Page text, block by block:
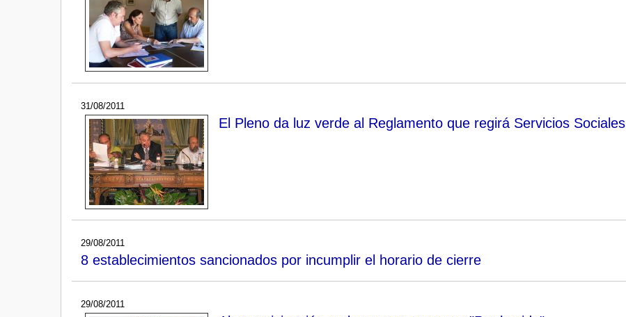
31/08/2011
El Pleno da luz verde al Reglamento que regirá Servicios Sociales
29/08/2011
8 establecimientos sancionados por incumplir el horario de cierre
29/08/2011